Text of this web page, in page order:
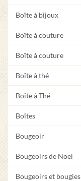
Boîte à bijoux
Boîte à couture
Boîte à couture
Boîte à thé
Boîte à Thé
Boîtes
Bougeoir
Bougeoirs de Noël
Bougeoirs et bougies